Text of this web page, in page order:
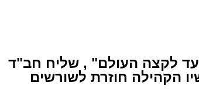
עד לקצה העולם" , שליח חב"ד
פשוט 'בני אדם' התנפצה ב-7 באוקטובר, עכשיו הקהילה חוזרת לשורשים